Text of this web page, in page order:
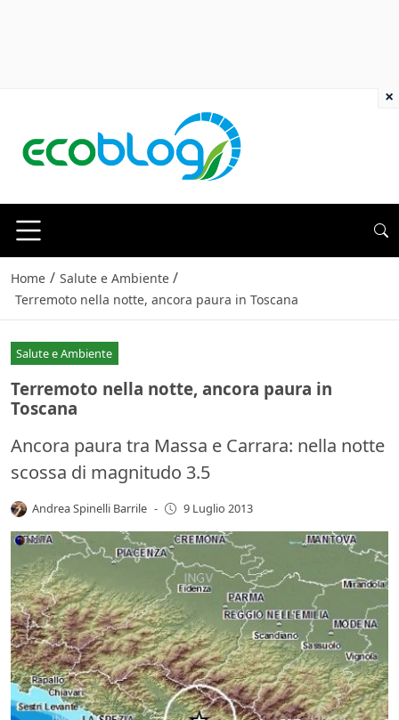
Home / Salute e Ambiente /
Terremoto nella notte, ancora paura in Toscana
Salute e Ambiente
Terremoto nella notte, ancora paura in
Toscana
Ancora paura tra Massa e Carrara: nella notte
scossa di magnitudo 3.5
Andrea Spinelli Barrile - 9 Luglio 2013
×